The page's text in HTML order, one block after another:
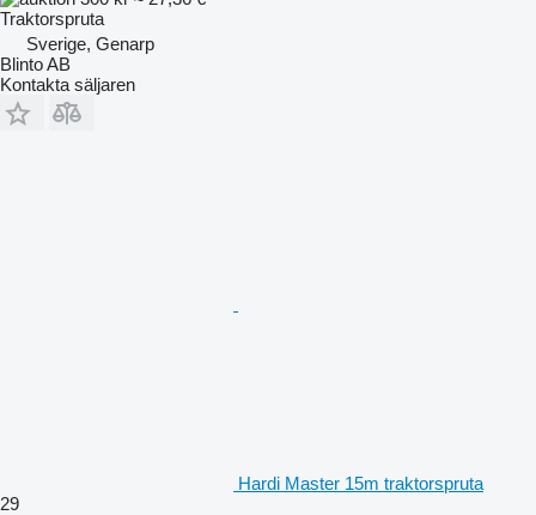
Traktorspruta
Sverige, Genarp
Blinto AB
Kontakta säljaren
Hardi Master 15m traktorspruta
29